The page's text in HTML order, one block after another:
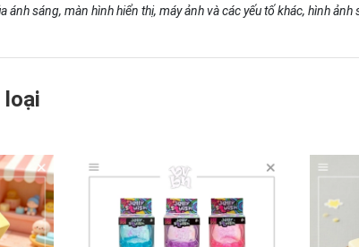
ánh sáng, màn hình hiển thị, máy ảnh và các yếu tố khác, hình
loại